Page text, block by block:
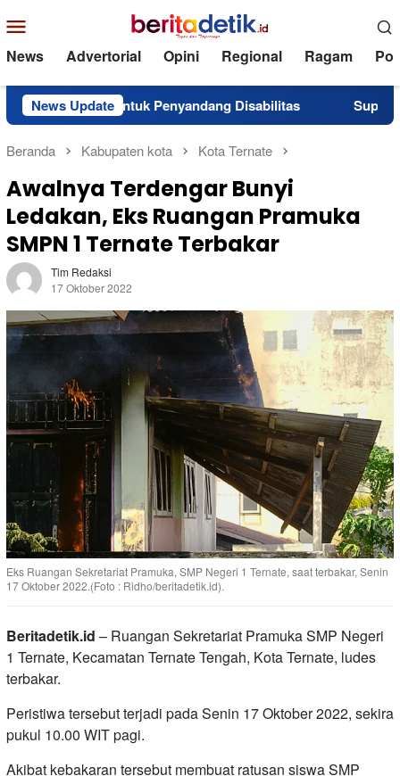
ke
kontenMobile
News Advertorial Opini Regional Ragam
News Update
untuk Penyandang Disabilitas Superintendent NHM
Beranda Kabupaten kota Kota Ternate
Awalnya Terdengar Bunyi
Ledakan, Eks Ruangan Pramuka
SMPN 1 Ternate Terbakar
Tim Redaksi
17 Oktober 2022
Eks Ruangan Sekretariat Pramuka, SMP Negeri 1 Ternate, saat terbakar, Senin
17 Oktober 2022.(Foto : Ridho/beritadetik.id).
Beritadetik.id – Ruangan Sekretariat Pramuka SMP Negeri
1 Ternate, Kecamatan Ternate Tengah, Kota Ternate, ludes
terbakar.
Peristiwa tersebut terjadi pada Senin 17 Oktober 2022, sekira
pukul 10.00 WIT pagi.
Akibat kebakaran tersebut membuat ratusan siswa SMP